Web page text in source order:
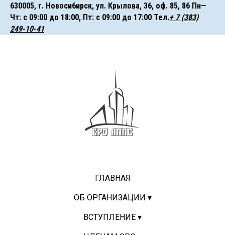
630005, г. Hoвocи6иpcк, ул. Крылова, 36, оф. 85, 86 Пн—
Чт: с 09:00 до 18:00, Пт: с 09:00 до 17:00 ㅤㅤㅤТел.+ 7 (383)
249-10-41
ГЛАВНАЯ
ОБ ОРГАНИЗАЦИИ ▾
ВСТУПЛЕНИЕ ▾